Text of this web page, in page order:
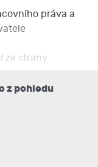
práva a
ze strany
organizací –
– kolektivních
2020
z pohledu